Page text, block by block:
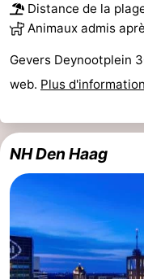
aan
Zee
Noordhollands
duinreservaat
-
Wijk
-
Kennermerland
Haarlem
-
Zandvoort
Hollande-
Méridionale
-
Distance de la
Animaux admis
Gevers Deynootplein
web. Plus
NH Den Haag